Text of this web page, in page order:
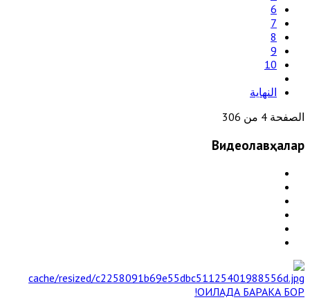
6
7
8
9
10
النهاية
الصفحة 4 من 306
Видеолавҳалар
ОИЛАДА БАРАКА БОР!